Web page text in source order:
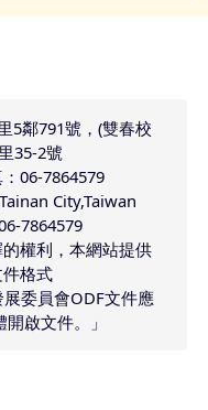
5鄰791號，(雙春校
35-2號
06-7864579
City,Taiwan
7864579
權利，本網站提供
格式
委員會ODF文件應
啟文件。」